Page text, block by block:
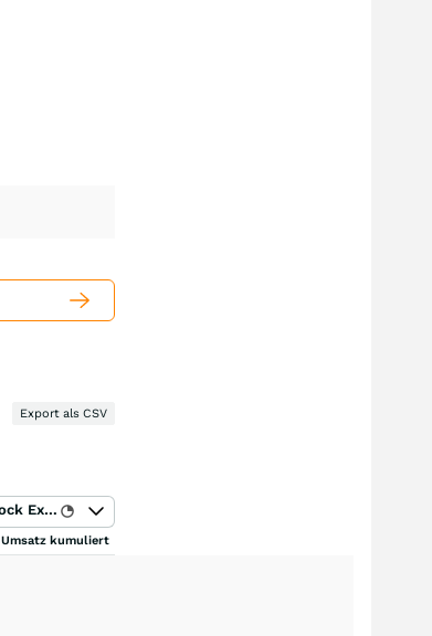
Export als CSV
Shanghai Stock Exchange
Umsatz kumuliert